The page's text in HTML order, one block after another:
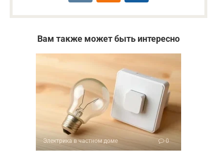
Вам также может быть интересно
Электрика в частном доме 0